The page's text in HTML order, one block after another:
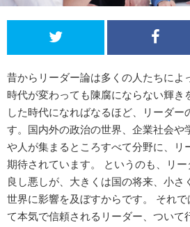
昔からリーダー論は多くの人たちによ
時代が変わっても陳腐にならない輝き
した時代になればなるほど、リーダー
す。国内外の政治の世界、企業社会や
や人が集まるところすべて分野に、リ
期待されています。 というのも、リ
良し悪しが、大きくは国の将来、小さ
世界に影響を及ぼすからです。 それ
て本気で信頼されるリーダー、ついて